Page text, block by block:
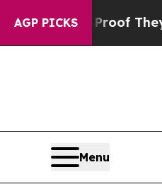
AGP PICKS
no Proof They Exist
Menu